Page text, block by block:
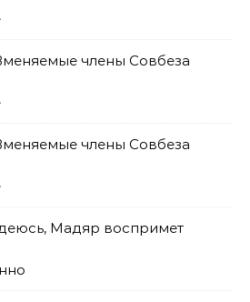
члены Совбеза
члены Совбеза
Мадяр воспримет